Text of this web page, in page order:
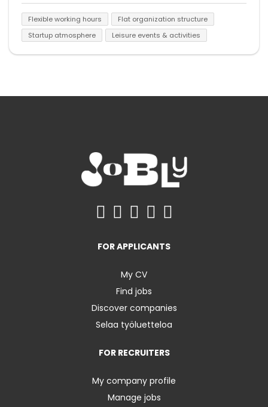
Flexible working hours
Flat organization structure
Startup atmosphere
Leisure events & activities
FOR APPLICANTS
My CV
Find jobs
Discover companies
Selaa työluetteloa
FOR RECRUITERS
My company profile
Manage jobs